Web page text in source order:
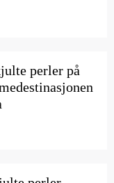
perler på